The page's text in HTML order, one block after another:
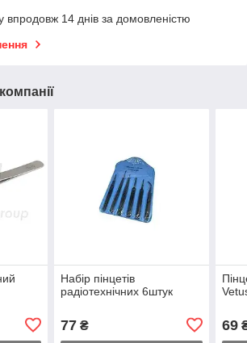
впродовж 14 днів за домовленістю
Набір пінцетів
радіотехнічних 6штук
77₴ 69